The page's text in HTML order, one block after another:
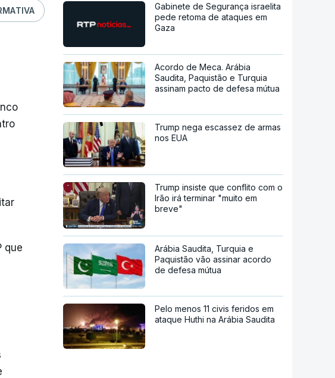
que
Gabinete de Segurança israelita
pede retoma de ataques em
Gaza
Acordo de Meca. Arábia
Saudita, Paquistão e Turquia
assinam pacto de defesa mútua
Trump nega escassez de armas
nos EUA
Trump insiste que conflito com o
Irão irá terminar "muito em
breve"
Arábia Saudita, Turquia e
Paquistão vão assinar acordo
de defesa mútua
Pelo menos 11 civis feridos em
ataque Huthi na Arábia Saudita